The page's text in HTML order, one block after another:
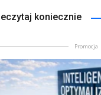
koniecznie
Promocja